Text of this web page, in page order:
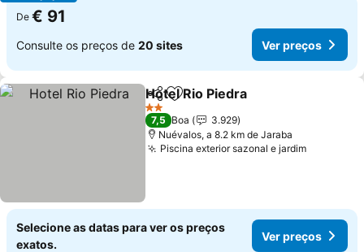
De € 91
Consulte os preços de 20 sites Ver preços
PartilharAdicionar aos favoritos
Hotel Rio Piedra
2 Estrelas
7,5 Boa
3.929
Nuévalos, a 8.2 km de Jaraba
Piscina exterior sazonal e jardimVer
Selecione as datas para ver os preços
exatos.
Ver preços